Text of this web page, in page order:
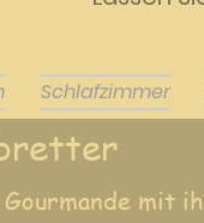
Schlafzimmer
Gourmande mit